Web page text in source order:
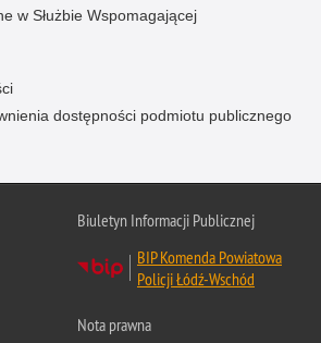
w Służbie Wspomagającej
dostępności podmiotu publicznego
Biuletyn Informacji Publicznej
BIP Komenda Powiatowa
Policji Łódź-Wschód
Nota prawna